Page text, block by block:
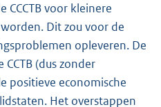
voor kleinere
Dit zou voor de
opleveren. De
(dus zonder
positieve economische
Het overstappen